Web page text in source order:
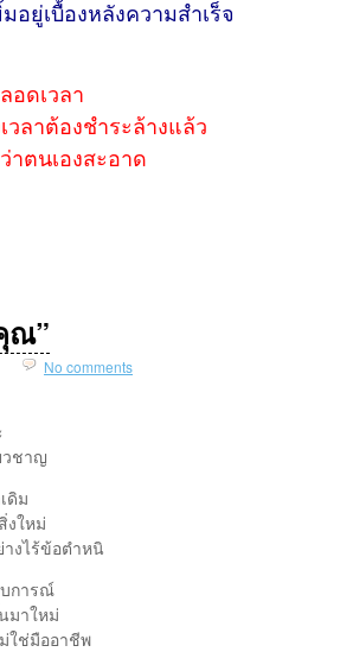
ยู่เบื้องหลังความสำเร็จ
อดเวลา
วลาต้องชำระล้างแล้ว
าตนเองสะอาด
ณ”
No comments
วชาญ
ดิม
ใหม่
งไร้ข้อตำหนิ
การณ์
มาใหม่
ใช่มืออาชีพ